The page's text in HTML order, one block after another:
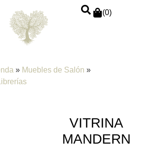
(0)
» Muebles de Salón »
VITRINA
MANDERN